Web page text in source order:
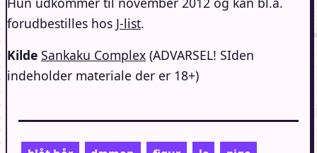
forudbestilles hos J-list.
Kilde Sankaku Complex (ADVARSEL! SIden
indeholder materiale der er 18+)